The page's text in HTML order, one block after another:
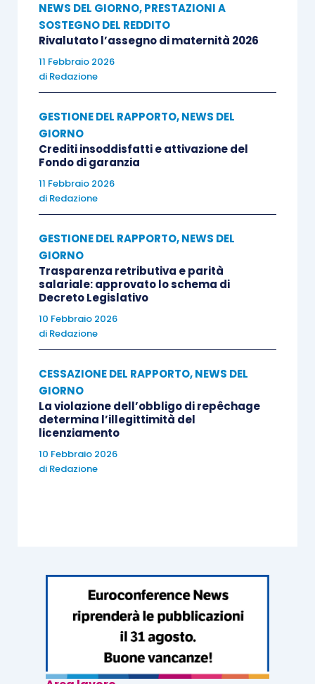
NEWS DEL GIORNO,PRESTAZIONI A
SOSTEGNO DEL REDDITO
Rivalutato l’assegno di maternità 2026
11 Febbraio 2026
di Redazione
GESTIONE DEL RAPPORTO,NEWS DEL
GIORNO
Crediti insoddisfatti e attivazione del
Fondo di garanzia
11 Febbraio 2026
di Redazione
GESTIONE DEL RAPPORTO,NEWS DEL
GIORNO
Trasparenza retributiva e parità
salariale: approvato lo schema di
Decreto Legislativo
10 Febbraio 2026
di Redazione
CESSAZIONE DEL RAPPORTO,NEWS DEL
GIORNO
La violazione dell’obbligo di repêchage
determina l’illegittimità del
licenziamento
10 Febbraio 2026
di Redazione